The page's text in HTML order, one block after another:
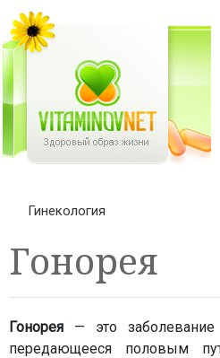
Гинекология
Гонорея
Гонорея — это
передающееся половым